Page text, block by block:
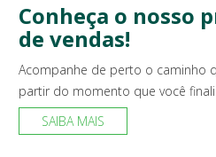
Conheça o nosso
de vendas!
Acompanhe de perto o caminho
partir do momento que você
SAIBA MAIS